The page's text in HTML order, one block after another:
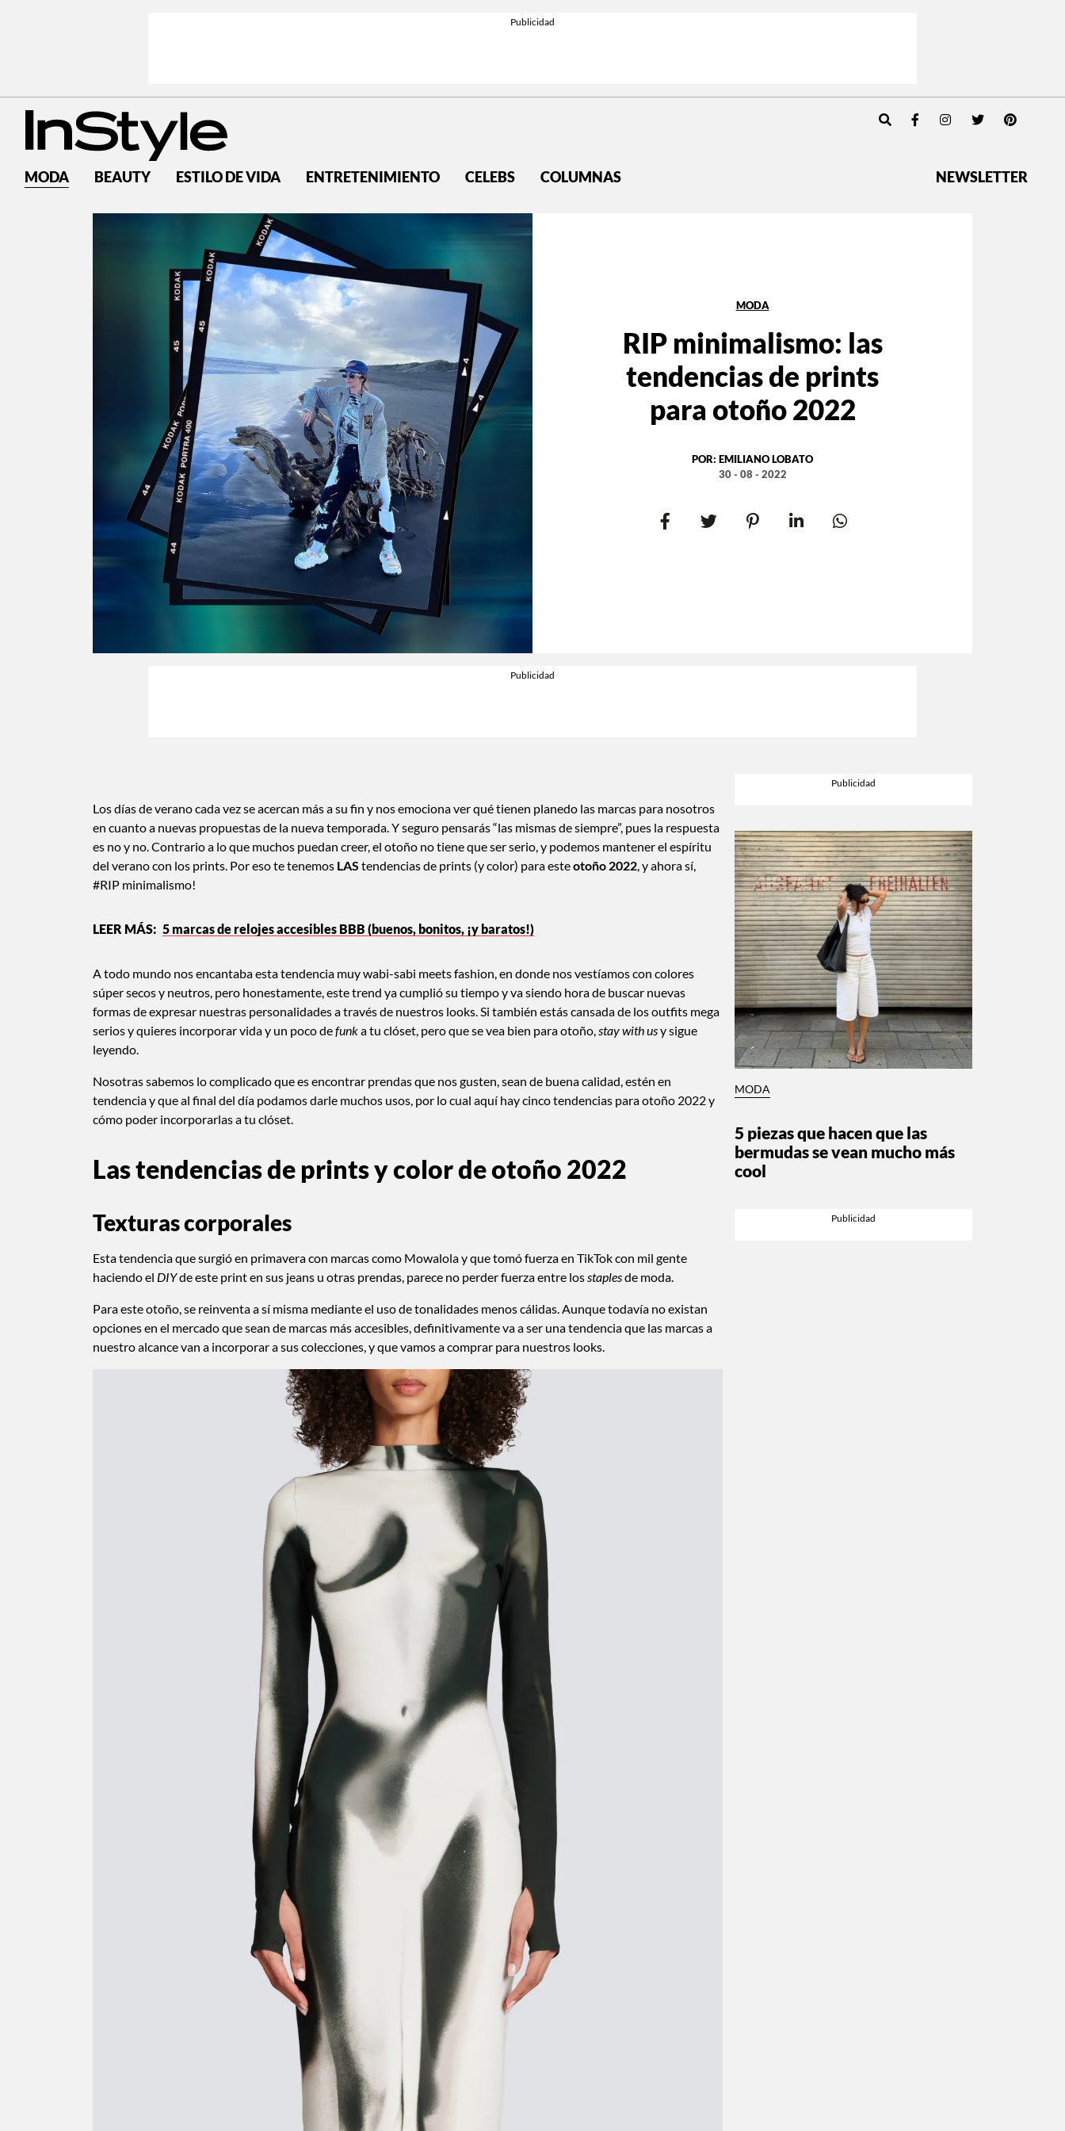
MODA BEAUTY ESTILO DE VIDA ENTRETENIMIENTO CELEBS COLUMNAS NEWSLETTER
MODA
RIP minimalismo: las
tendencias de prints
para otoño 2022
POR: EMILIANO LOBATO
30 - 08 - 2022
Los días de verano cada vez se acercan más a su fin y nos emociona ver qué tienen planedo las marcas para nosotros
en cuanto a nuevas propuestas de la nueva temporada. Y seguro pensarás “las mismas de siempre”, pues la respuesta
es no y no. Contrario a lo que muchos puedan creer, el otoño no tiene que ser serio, y podemos mantener el espíritu
del verano con los prints. Por eso te tenemos LAS tendencias de prints (y color) para esteotoño 2022 , y ahora sí,
#RIP minimalismo!
5 marcas de relojes accesibles BBB (buenos, bonitos, ¡y baratos!)
A todo mundo nos encantaba esta tendencia muy wabi-sabi meets fashion, en donde nos vestíamos con colores
súper secos y neutros, pero honestamente, este trend ya cumplió su tiempo y va siendo hora de buscar nuevas
formas de expresar nuestras personalidades a través de nuestros looks. Si también estás cansada de los outfits mega
serios y quieres incorporar vida y un poco defunka tu clóset, pero que se vea bien para otoño, stay with usy sigue
leyendo.
Nosotras sabemos lo complicado que es encontrar prendas que nos gusten, sean de buena calidad, estén en
tendencia y que al final del día podamos darle muchos usos, por lo cual aquí hay cinco tendencias para otoño 2022 y
cómo poder incorporarlas a tu clóset.
Las tendencias de prints y color de otoño 2022
Texturas corporales
Esta tendencia que surgió en primavera con marcas como Mowalola y que tomó fuerza en TikTok con mil gente
haciendo el DIYde este print en sus jeans u otras prendas, parece no perder fuerza entre los staplesde moda.
Para este otoño, se reinventa a sí misma mediante el uso de tonalidades menos cálidas. Aunque todavía no existan
opciones en el mercado que sean de marcas más accesibles, definitivamente va a ser una tendencia que las marcas a
nuestro alcance van a incorporar a sus colecciones, y que vamos a comprar para nuestros looks.
MODA
5 piezas que hacen que las
bermudas se vean mucho más
cool